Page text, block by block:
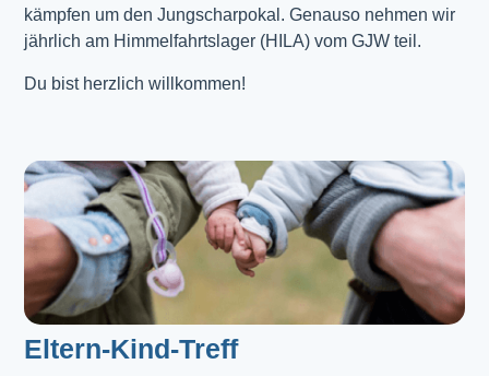
kämpfen um den Jungscharpokal. Genauso nehmen wir
jährlich am Himmelfahrtslager (HILA) vom GJW teil.
Du bist herzlich willkommen!
Eltern-Kind-Treff